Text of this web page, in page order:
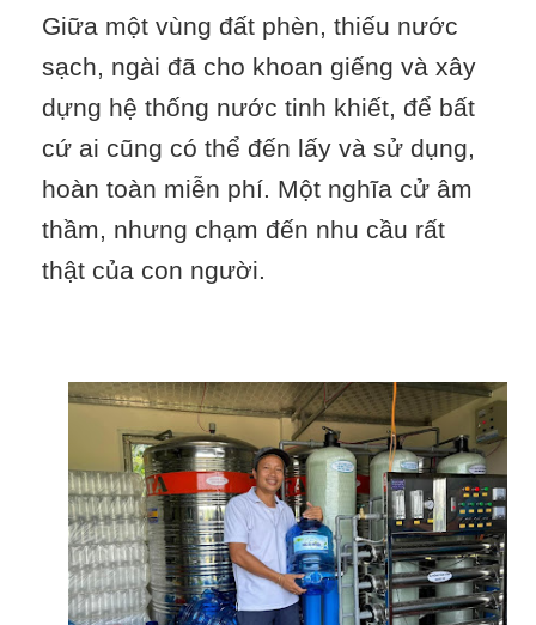
Giữa một vùng đất phèn, thiếu nước
sạch, ngài đã cho khoan giếng và xây
dựng hệ thống nước tinh khiết, để bất
cứ ai cũng có thể đến lấy và sử dụng,
hoàn toàn miễn phí. Một nghĩa cử âm
thầm, nhưng chạm đến nhu cầu rất
thật của con người.